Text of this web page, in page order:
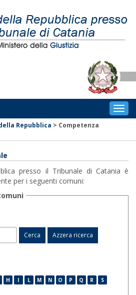
Repubblica > Competenza
presso il Tribunale di Catania è
per i seguenti comuni:
H I L M N O P Q R
S